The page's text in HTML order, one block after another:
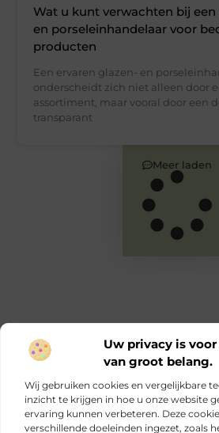
Uw privacy is voor
van groot belang.
Wij gebruiken cookies en vergelijkbare
inzicht te krijgen in hoe u onze website
ervaring kunnen verbeteren. Deze
verschillende doeleinden ingezet, zoals
Wat u kunt verwachten bij een
en porseleinhandelaar voor
producten
Een ervaren glazen- en
onderscheidt zich niet alleen door
assortiment, maar vooral door een
transparant
Meer laden
Main Links